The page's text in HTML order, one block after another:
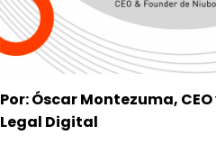
Por: Óscar Montezuma,
Legal Digital